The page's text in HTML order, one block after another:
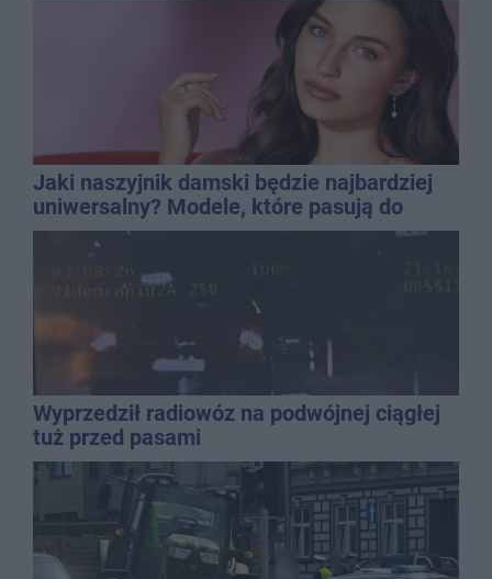
Jaki naszyjnik damski będzie najbardziej
uniwersalny? Modele, które pasują do
wielu stylizacji
Wyprzedził radiowóz na podwójnej ciągłej
tuż przed pasami